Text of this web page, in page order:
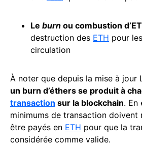
Le burn ou combustion
destruction des ETH pour
circulation
À noter que depuis la mise à jour
un burn d’éthers se produit à
transaction sur la blockchain. En
minimums de transaction doivent
être payés en ETH pour que la
considérée comme valide.